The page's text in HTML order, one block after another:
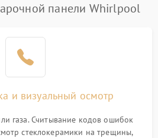
панели Whirlpool
и визуальный осмотр
газа. Считывание кодов ошибок
стеклокерамики на трещины,